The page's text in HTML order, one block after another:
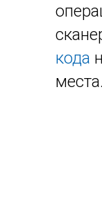
кода
места.